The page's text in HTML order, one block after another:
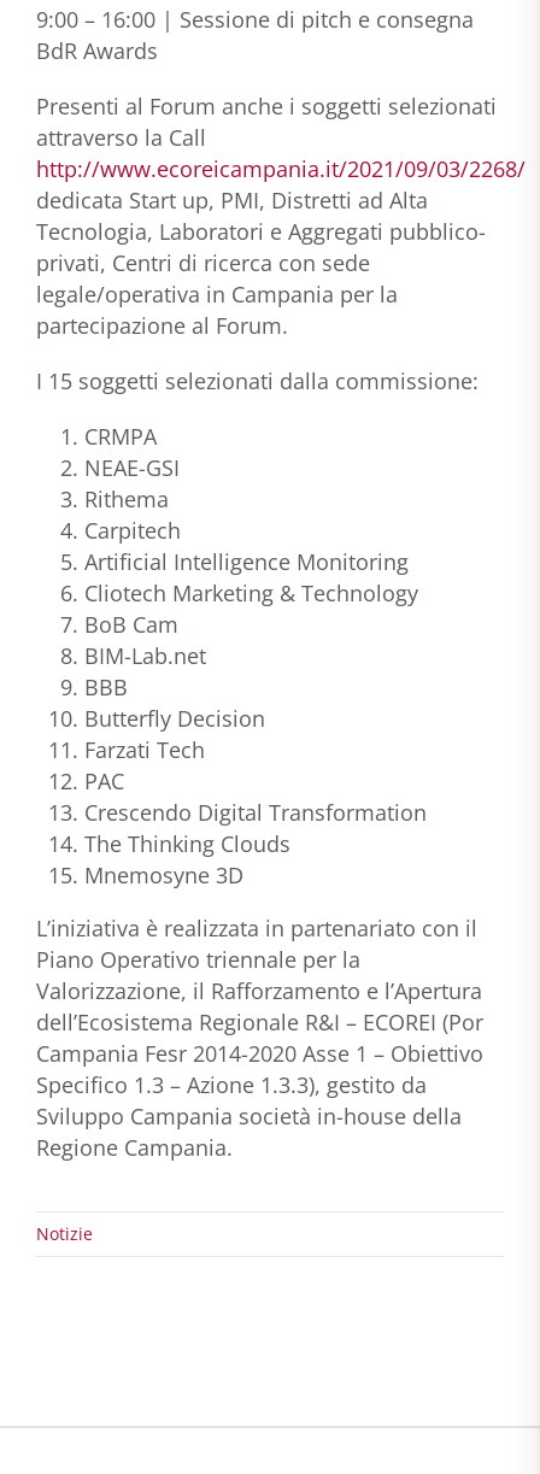
9:00 – 16:00 | Sessione di pitch e consegna
BdR Awards
Presenti al Forum anche i soggetti selezionati
attraverso la Call
http://www.ecoreicampania.it/2021/09/03/2268/
dedicata Start up, PMI, Distretti ad Alta
Tecnologia, Laboratori e Aggregati pubblico-
privati, Centri di ricerca con sede
legale/operativa in Campania per la
partecipazione al Forum.
I 15 soggetti selezionati dalla commissione:
CRMPA
NEAE-GSI
Rithema
Carpitech
Artificial Intelligence Monitoring
Cliotech Marketing & Technology
BoB Cam
BIM-Lab.net
BBB
Butterfly Decision
Farzati Tech
PAC
Crescendo Digital Transformation
The Thinking Clouds
Mnemosyne 3D
L’iniziativa è realizzata in partenariato con il
Piano Operativo triennale per la
Valorizzazione, il Rafforzamento e l’Apertura
dell’Ecosistema Regionale R&I – ECOREI (Por
Campania Fesr 2014-2020 Asse 1 – Obiettivo
Specifico 1.3 – Azione 1.3.3), gestito da
Sviluppo Campania società in-house della
Regione Campania.
Notizie